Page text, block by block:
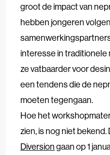
groot de impact van
hebben jongeren
interesse in traditionele
ze vatbaarder voor
een tendens die de
moeten tegengaan.
Hoe het
zien, is nog niet bekend.
Diversiongaan op 1